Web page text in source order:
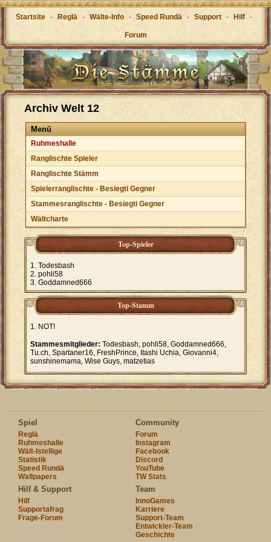
Startsite - Reglä - Wälte-Info - Speed Rundä - Support - Hilf -
Forum
Archiv Welt 12
Menü
Ruhmeshalle
Ranglischte Spieler
Ranglischte Stämm
Spielerranglischte - Besiegti Gegner
Stammesranglischte - Besiegti Gegner
Wältcharte
Top-Spieler
Todesbash
pohli58
Goddamned666
Top-Stamm
NOT!
Stammesmitglieder: Todesbash, pohli58, Goddamned666,
Tu.ch, Spartaner16, FreshPrince, Itashi Uchia, Giovanni4,
sunshinemama, Wise Guys, matzetias
Spiel
Reglä
Ruhmeshalle
Wält-Istellige
Statistik
Speed Rundä
Wallpapers
Community
Forum
Instagram
Facebook
Discord
YouTube
TW Stats
Hilf & Support
Hilf
Supportafrag
Frage-Forum
Team
InnoGames
Karriere
Support-Team
Entwickler-Team
Geschichte